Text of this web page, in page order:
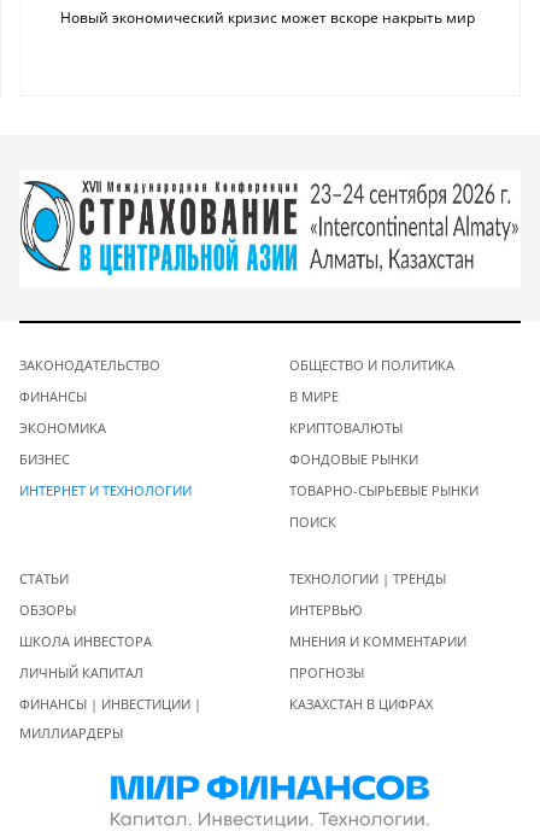
Новый экономический кризис может вскоре накрыть мир
ЗАКОНОДАТЕЛЬСТВО
ФИНАНСЫ
ЭКОНОМИКА
БИЗНЕС
ИНТЕРНЕТ И ТЕХНОЛОГИИ
ОБЩЕСТВО И ПОЛИТИКА
В МИРЕ
КРИПТОВАЛЮТЫ
ФОНДОВЫЕ РЫНКИ
ТОВАРНО-СЫРЬЕВЫЕ РЫНКИ
ПОИСК
СТАТЬИ
ОБЗОРЫ
ШКОЛА ИНВЕСТОРА
ЛИЧНЫЙ КАПИТАЛ
ФИНАНСЫ | ИНВЕСТИЦИИ |
МИЛЛИАРДЕРЫ
ТЕХНОЛОГИИ | ТРЕНДЫ
ИНТЕРВЬЮ
МНЕНИЯ И КОММЕНТАРИИ
ПРОГНОЗЫ
КАЗАХСТАН В ЦИФРАХ